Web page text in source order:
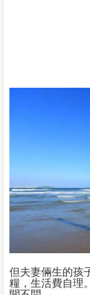
但夫妻倆生的孩
糧，生活費自理